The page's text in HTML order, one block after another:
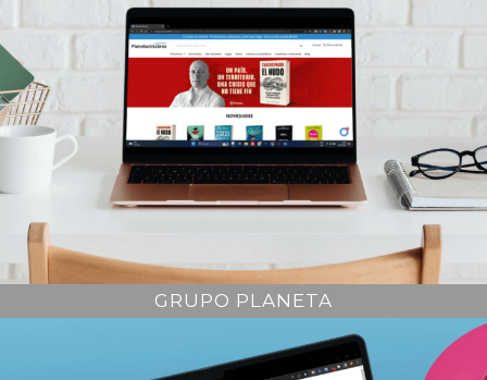
GRUPO PLANETA